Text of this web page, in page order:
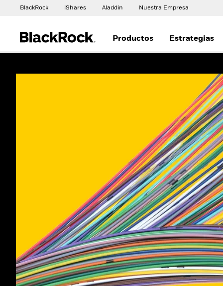
BlackRock iShares Aladdin Nuestra Empresa
Productos Estrategias